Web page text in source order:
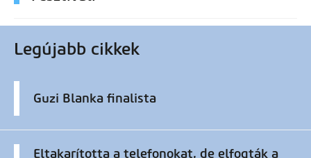
Legújabb cikkek
Guzi Blanka finalista
Eltakarította a telefonokat, de elfogták a